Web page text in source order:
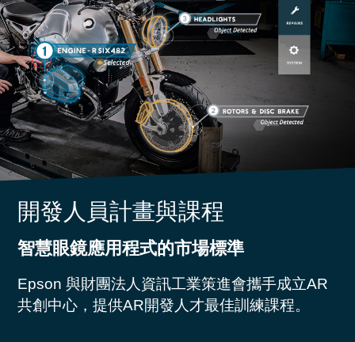
開發人員計畫與課程
智慧眼鏡應用程式的市場標準
Epson 與財團法人資訊工業策進會攜手成立AR
共創中心，提供AR開發人才最佳訓練課程。